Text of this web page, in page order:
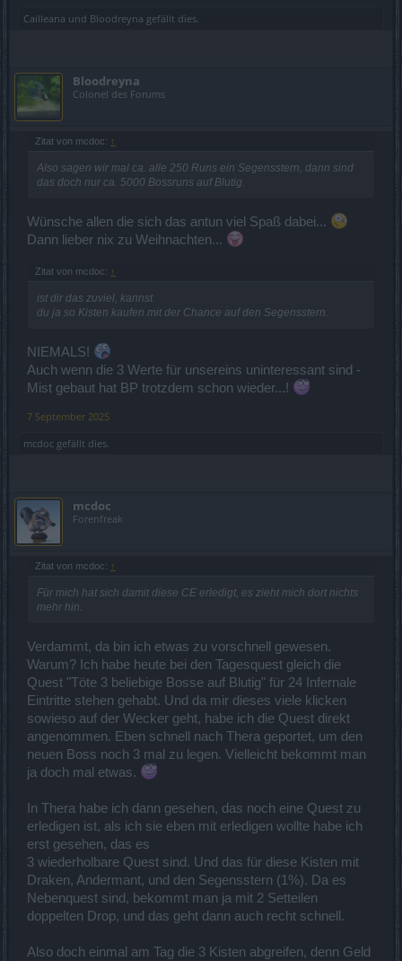
Cailleana und Bloodreyna gefällt dies.
Bloodreyna
Colonel des Forums
Zitat von mcdoc: ↑
Also sagen wir mal ca. alle 250 Runs ein Segensstern, dann sind
das doch nur ca. 5000 Bossruns auf Blutig.
Wünsche allen die sich das antun viel Spaß dabei...
Dann lieber nix zu Weihnachten...
Zitat von mcdoc: ↑
ist dir das zuviel, kannst
du ja so Kisten kaufen mit der Chance auf den Segensstern.
NIEMALS!
Auch wenn die 3 Werte für unsereins uninteressant sind -
Mist gebaut hat BP trotzdem schon wieder...!
7 September 2025
mcdoc gefällt dies.
mcdoc
Forenfreak
Zitat von mcdoc: ↑
Für mich hat sich damit diese CE erledigt, es zieht mich dort nichts
mehr hin.
Verdammt, da bin ich etwas zu vorschnell gewesen.
Warum? Ich habe heute bei den Tagesquest gleich die
Quest "Töte 3 beliebige Bosse auf Blutig" für 24 Infernale
Eintritte stehen gehabt. Und da mir dieses viele klicken
sowieso auf der Wecker geht, habe ich die Quest direkt
angenommen. Eben schnell nach Thera geportet, um den
neuen Boss noch 3 mal zu legen. Vielleicht bekommt man
ja doch mal etwas.
In Thera habe ich dann gesehen, das noch eine Quest zu
erledigen ist, als ich sie eben mit erledigen wollte habe ich
erst gesehen, das es
3 wiederholbare Quest sind. Und das für diese Kisten mit
Draken, Andermant, und den Segensstern (1%). Da es
Nebenquest sind, bekommt man ja mit 2 Setteilen
doppelten Drop, und das geht dann auch recht schnell.
Also doch einmal am Tag die 3 Kisten abgreifen, denn Geld